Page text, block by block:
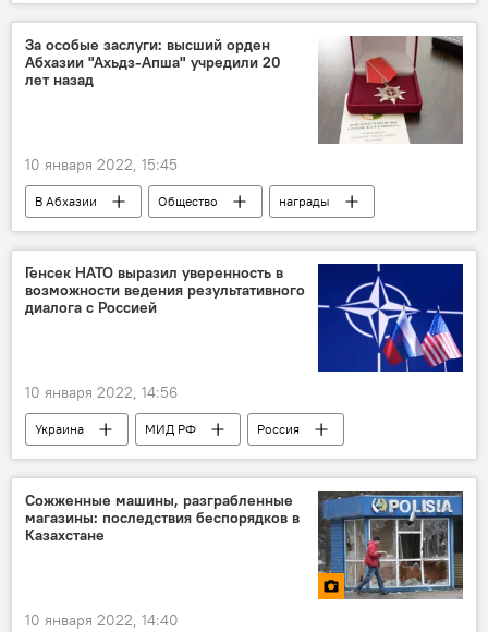
Министерство обороны РФ Мультимедиа
За особые заслуги: высший орден
Абхазии "Ахьдз-Апша" учредили 20
лет назад
10 января 2022, 15:45
В Абхазии Общество
награды
Государственные награды Абхазии
Генсек НАТО выразил уверенность в
возможности ведения результативного
диалога с Россией
10 января 2022, 14:56
Украина МИД РФ
Россия
НАТО
Сожженные машины, разграбленные
магазины: последствия беспорядков в
Казахстане
10 января 2022, 14:40